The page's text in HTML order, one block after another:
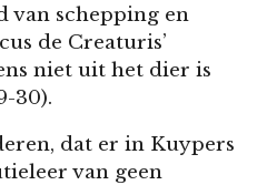
van schepping en
de Creaturis’
niet uit het dier is
30).
dat er in Kuypers
van geen